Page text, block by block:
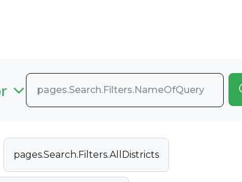
pages.Search.Filters.AllDistricts